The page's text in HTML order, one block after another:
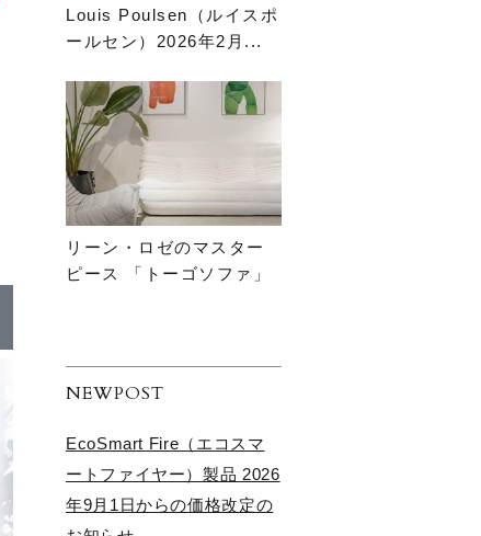
Louis Poulsen（ルイスポ
ールセン）2026年2月...
リーン・ロゼのマスター
ピース 「トーゴソファ」
NEWPOST
EcoSmart Fire（エコスマ
ートファイヤー）製品 2026
年9月1日からの価格改定の